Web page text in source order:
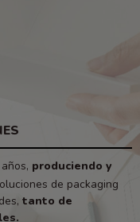
produciendo y
de packaging
tanto de